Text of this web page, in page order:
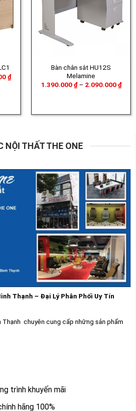
₫Khoảng
Bàn chân sắt HU12S
Melamine
1.390.000 ₫ – 2.090.000 ₫
giá:
NỘI THẤT THE ONE
Thạnh – Đại Lý Phân Phối Uy Tín
Thạnh chuyên cung cấp những sản phẩm
trình khuyến mãi
hãng 100%